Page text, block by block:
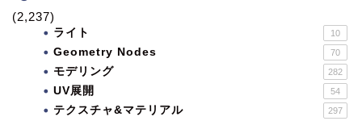
(2,237)
ライト 10
Geometry Nodes 70
モデリング 282
UV展開 54
テクスチャ&マテリアル 297